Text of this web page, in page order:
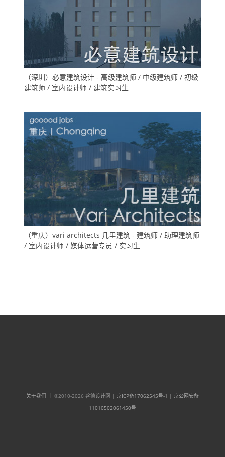
（深圳）必意建筑设计 - 高级建筑师 / 中级建筑师 / 初级
建筑师 / 室内设计师 / 建筑实习生
（重庆）vari architects 几里建筑 - 建筑师 / 助理建筑师
/ 室内设计师 / 媒体运营专员 / 实习生
关于我们 ｜ ©2010-2026 谷德设计网 | 京ICP备17062545号-1 | 京公网安备
11010502061450号